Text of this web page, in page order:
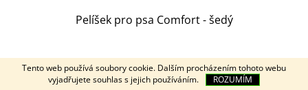
Tento web používá soubory cookie. Dalším procházením tohoto webu
vyjadřujete souhlas s jejich používáním.
ROZUMÍM
Pelíšek pro psa Comfort - šedý
Průměrné
hodnocení